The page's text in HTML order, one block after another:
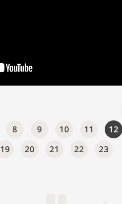
8 9 10 11 12
19 20 21 22 23